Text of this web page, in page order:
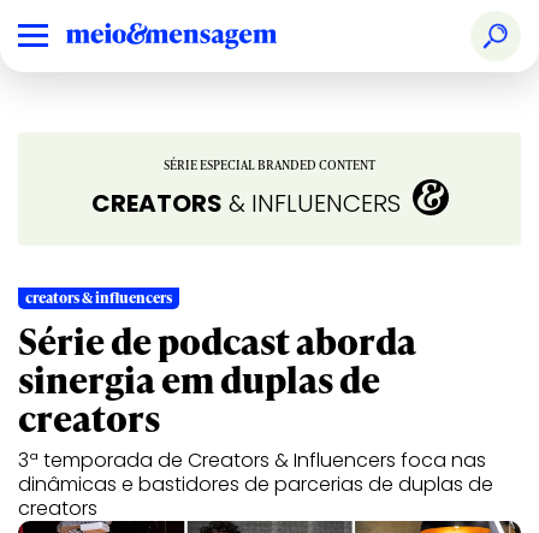
SÉRIE ESPECIAL BRANDED CONTENT
CREATORS & INFLUENCERS
creators & influencers
Série de podcast aborda
sinergia em duplas de
creators
3ª temporada de Creators & Influencers foca nas
dinâmicas e bastidores de parcerias de duplas de
creators